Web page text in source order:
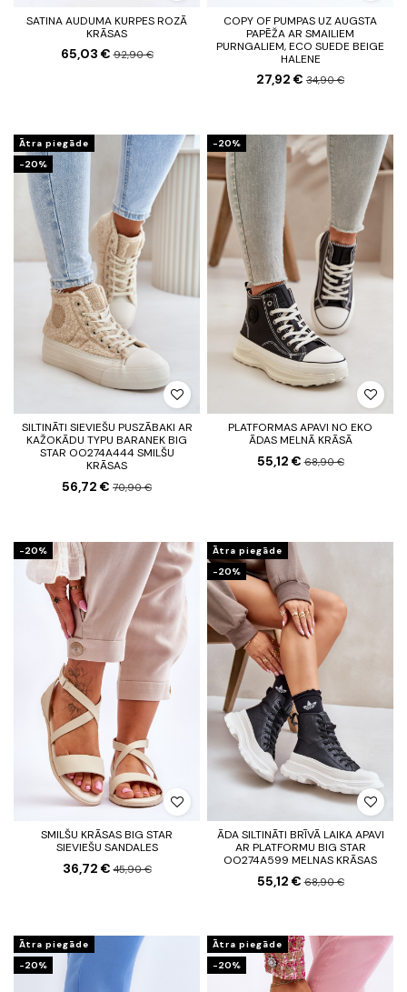
SATINA AUDUMA KURPES ROZĀ
KRĀSAS
65,03 €92,90 €
COPY OF PUMPAS UZ AUGSTA
PAPĒŽA AR SMAILIEM
PURNGALIEM, ECO SUEDE BEIGE
HALENE
27,92 € 34,90 €
Ātra piegāde
-20%
SILTINĀTI SIEVIEŠU PUSZĀBAKI AR
KAŽOKĀDU TYPU BARANEK BIG
STAR OO274A444 SMILŠU
KRĀSAS
56,72 € 70,90 €
-20%
PLATFORMAS APAVI NO EKO
ĀDAS MELNĀ KRĀSĀ
55,12 €68,90 €
-20%
SMILŠU KRĀSAS BIG STAR
SIEVIEŠU SANDALES
36,72 €45,90 €
Ātra piegāde
-20%
ĀDA SILTINĀTI BRĪVĀ LAIKA APAVI
AR PLATFORMU BIG STAR
OO274A599 MELNAS KRĀSAS
55,12 €68,90 €
Ātra piegāde
-20%
Ātra piegāde
-20%